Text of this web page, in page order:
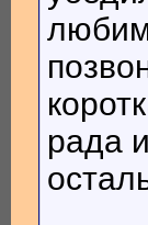
рада